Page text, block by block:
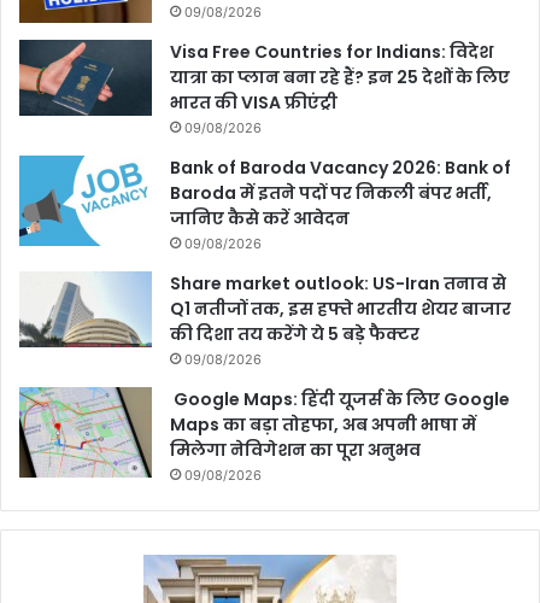
09/08/2026
Visa Free Countries for Indians: विदेश
यात्रा का प्लान बना रहे हैं? इन 25 देशों के लिए
भारत की VISA फ्रीएंट्री
09/08/2026
Bank of Baroda Vacancy 2026: Bank of
Baroda में इतने पदों पर निकली बंपर भर्ती,
जानिए कैसे करें आवेदन
09/08/2026
Share market outlook: US-Iran तनाव से
Q1 नतीजों तक, इस हफ्ते भारतीय शेयर बाजार
की दिशा तय करेंगे ये 5 बड़े फैक्टर
09/08/2026
Google Maps: हिंदी यूजर्स के लिए Google
Maps का बड़ा तोहफा, अब अपनी भाषा में
मिलेगा नेविगेशन का पूरा अनुभव
09/08/2026